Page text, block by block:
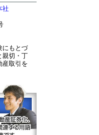
社
にもとづ
親切・丁
産取引を